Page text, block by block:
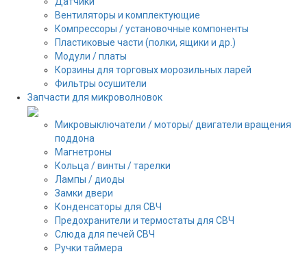
Вентиляторы и комплектующие
Компрессоры / установочные компоненты
Пластиковые части (полки, ящики и др.)
Модули / платы
Корзины для торговых морозильных ларей
Фильтры осушители
Запчасти для микроволновок
Микровыключатели / моторы/ двигатели вращения
поддона
Магнетроны
Кольца / винты / тарелки
Лампы / диоды
Замки двери
Конденсаторы для СВЧ
Предохранители и термостаты для СВЧ
Слюда для печей СВЧ
Ручки таймера